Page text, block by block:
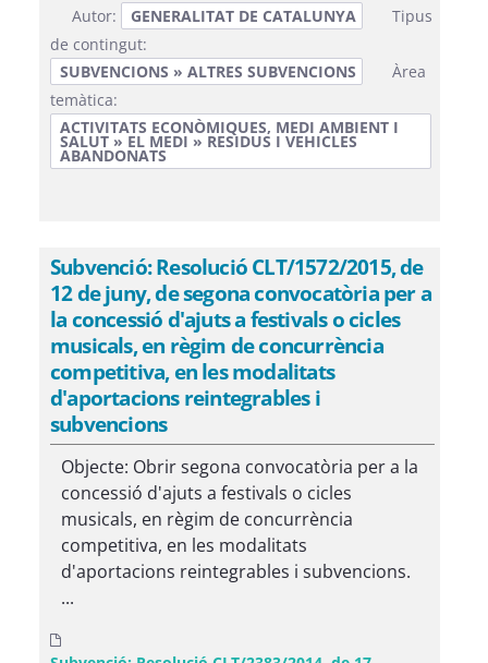
Autor:
GENERALITAT DE CATALUNYA
Tipus
de contingut:
SUBVENCIONS » ALTRES SUBVENCIONS
Àrea
temàtica:
ACTIVITATS ECONÒMIQUES, MEDI AMBIENT I
SALUT » EL MEDI » RESIDUS I VEHICLES
ABANDONATS
Subvenció: Resolució CLT/1572/2015, de
12 de juny, de segona convocatòria per a
la concessió d'ajuts a festivals o cicles
musicals, en règim de concurrència
competitiva, en les modalitats
d'aportacions reintegrables i
subvencions
Objecte: Obrir segona convocatòria per a la
concessió d'ajuts a festivals o cicles
musicals, en règim de concurrència
competitiva, en les modalitats
d'aportacions reintegrables i subvencions.
...